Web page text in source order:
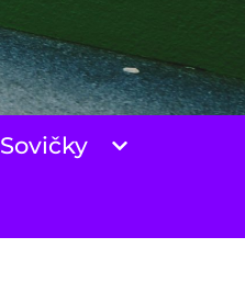
Sovičky